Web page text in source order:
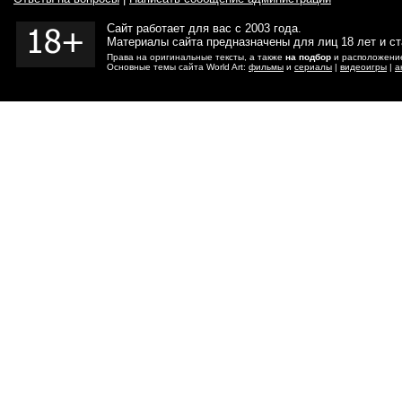
Сайт работает для вас с 2003 года.
Материалы сайта предназначены для лиц 18 лет и
Права на оригинальные тексты, а также на подбор и
Основные темы сайта World Art: фильмы и сериалы | видеоигры |